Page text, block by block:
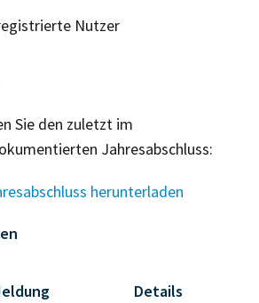
Nutzer
Sie den zuletzt im
Jahresabschluss:
herunterladen
Details